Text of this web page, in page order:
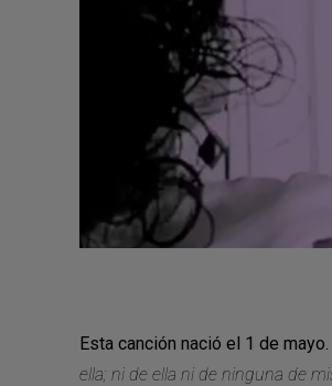
Esta canción nació el 1 de mayo.
ella; ni de ella ni de ninguna de